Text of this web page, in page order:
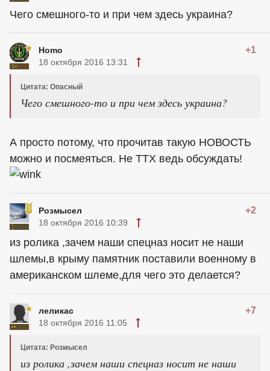
Чего смешного-то и при чем здесь украина?
Homo +1
18 октября 2016 13:31
Цитата: Опасный
Чего смешного-то и при чем здесь украина?
А просто потому, что прочитав такую НОВОСТЬ
можно и посмеяться. Не ТТХ ведь обсуждать!
Розмысел +2
18 октября 2016 10:39
из ролика ,зачем наши спецназ носит не наши
шлемы,в крыму памятник поставили военному в
американском шлеме,для чего это делается?
леликас +7
18 октября 2016 11:05
Цитата: Розмысел
из ролика ,зачем наши спецназ носит не наши